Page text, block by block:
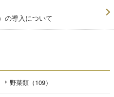
の導入について
野菜類（109）